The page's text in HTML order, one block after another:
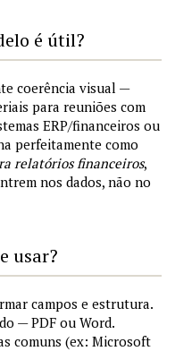
é útil?
coerência visual —
para reuniões com
ERP/financeiros ou
perfeitamente como
relatórios financeiros,
nos dados, não no
usar?
campos e estrutura.
— PDF ou Word.
comuns (ex: Microsoft